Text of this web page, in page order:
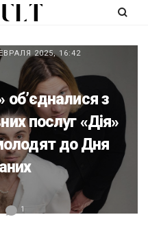
2025, 16:42
з
послуг «Дія»
до Дня
1